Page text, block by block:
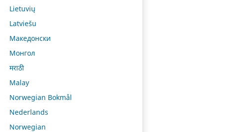
Lietuvių
Latviešu
Македонски
Монгол
मराठी
Malay
Norwegian Bokmål
Nederlands
Norwegian